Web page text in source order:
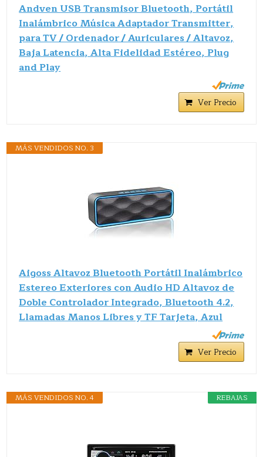
Andven USB Transmisor Bluetooth, Portátil
Inalámbrico Música Adaptador Transmitter,
para TV / Ordenador / Auriculares / Altavoz,
Baja Latencia, Alta Fidelidad Estéreo, Plug
and Play
Ver Precio
MÁS VENDIDOS NO. 3
Aigoss Altavoz Bluetooth Portátil Inalámbrico
Estereo Exteriores con Audio HD Altavoz de
Doble Controlador Integrado, Bluetooth 4.2,
Llamadas Manos Libres y TF Tarjeta, Azul
Ver Precio
REBAJAS
MÁS VENDIDOS NO. 4